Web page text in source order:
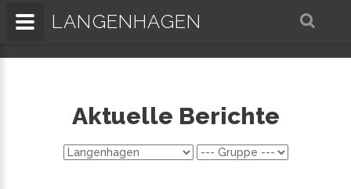
Aktuelle Berichte
LANGENHAGEN